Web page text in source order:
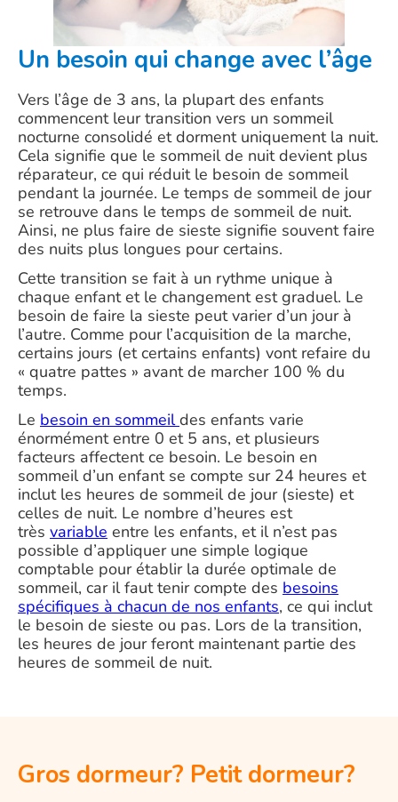
Un besoin qui change avec l’âge
Vers l’âge de 3 ans, la plupart des enfants
commencent leur transition vers un sommeil
nocturne consolidé et dorment uniquement la nuit.
Cela signifie que le sommeil de nuit devient plus
réparateur, ce qui réduit le besoin de sommeil
pendant la journée. Le temps de sommeil de jour
se retrouve dans le temps de sommeil de nuit.
Ainsi, ne plus faire de sieste signifie souvent faire
des nuits plus longues pour certains.
Cette transition se fait à un rythme unique à
chaque enfant et le changement est graduel. Le
besoin de faire la sieste peut varier d’un jour à
l’autre. Comme pour l’acquisition de la marche,
certains jours (et certains enfants) vont refaire du
« quatre pattes » avant de marcher 100 % du
temps.
Le besoin en sommeildes enfants varie
énormément entre 0 et 5 ans, et plusieurs
facteurs affectent ce besoin. Le besoin en
sommeil d’un enfant se compte sur 24 heures et
inclut les heures de sommeil de jour (sieste) et
celles de nuit. Le nombre d’heures est
très variable entre les enfants, et il n’est pas
possible d’appliquer une simple logique
comptable pour établir la durée optimale de
sommeil, car il faut tenir compte des besoins
spécifiques à chacun de nos enfants, ce qui inclut
le besoin de sieste ou pas. Lors de la transition,
les heures de jour feront maintenant partie des
heures de sommeil de nuit.
Gros dormeur? Petit dormeur?